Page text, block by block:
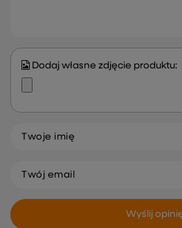
Dodaj własne zdjęcie produktu:
Twoje imię
Twój email
Wyślij